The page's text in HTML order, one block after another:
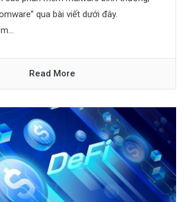
qua bài viết dưới đây.
Read More